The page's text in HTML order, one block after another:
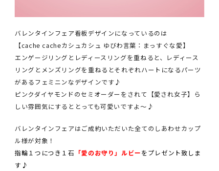
バレンタインフェア看板デザインになっているのは
【cache cacheカシュカシュ ゆびわ言葉：まっすぐな愛】
エンゲージリングとレディースリングを重ねると、レディース
リングとメンズリングを重ねるとそれぞれハートになるパーツ
があるフェミニンなデザインです♪
ピンクダイヤモンドのセミオーダーをされて【愛され女子】ら
しい雰囲気にするととっても可愛いですよ～♪
バレンタインフェアはご成約いただいた全てのしあわせカップ
ル様が対象！
指輪１つにつき１石 「愛のお守り」ルビーをプレゼント致しま
す♪